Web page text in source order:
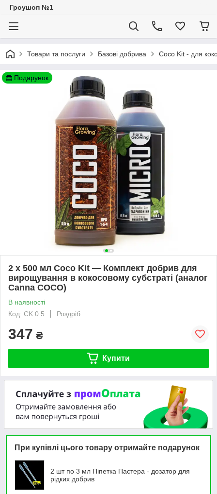
Гроушоп №1
Товари та послуги Базові добрива Coco Kit - для
Подарунок
2 х 500 мл Coco Kit — Комплект добрив для
вирощування в кокосовому субстраті (аналог
Canna COCO)
В наявності
Код: CK 0.5
Роздріб
347 ₴
Купити
При купівлі цього товару отримайте подарунок
2 шт по 3 мл Піпетка Пастера - дозатор для
рідких добрив